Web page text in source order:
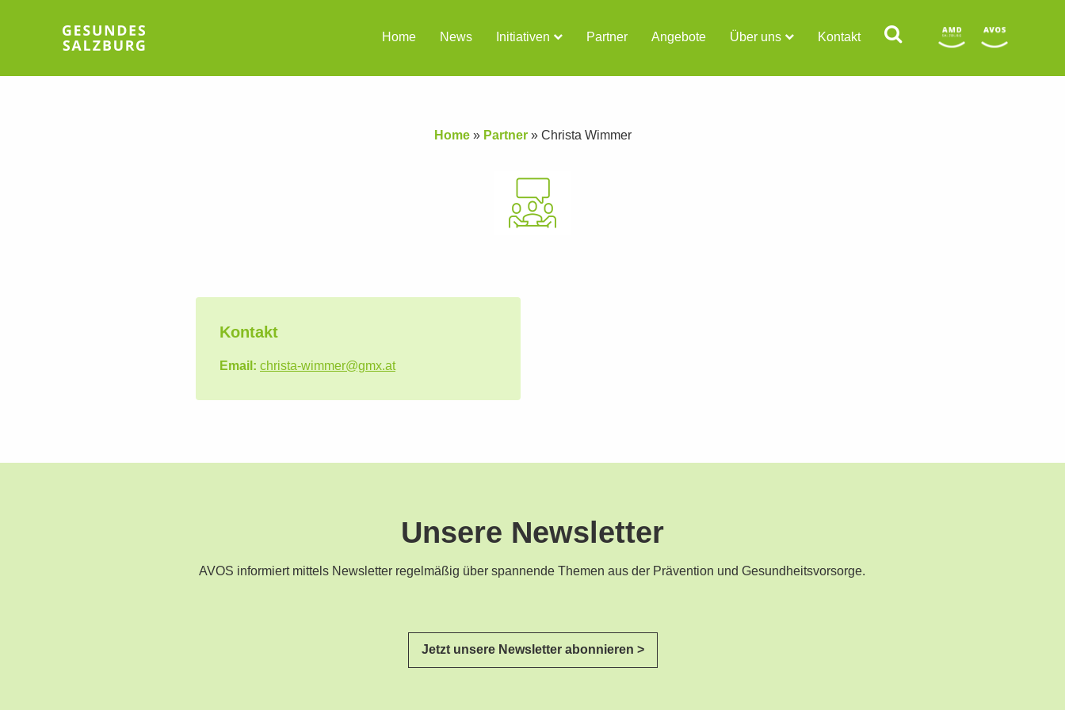
Home News Initiativen Partner Angebote Über uns Kontakt
Home» Partner» Christa Wimmer
Kontakt
Email: christa-wimmer@gmx.at
Unsere Newsletter
AVOS informiert mittels Newsletter regelmäßig über spannende Themen aus der Prävention und Gesundheitsvorsorge.
Jetzt unsere Newsletter abonnieren >